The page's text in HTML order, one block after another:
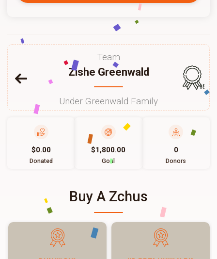
Team
Zishe Greenwald
Under Greenwald Family
157
$0.00
Donated
$1,800.00
Goal
0
Donors
Buy A Zchus